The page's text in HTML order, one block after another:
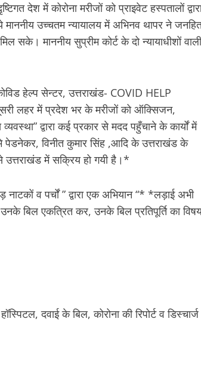
देश में कोरोना मरीजों को प्राइवेट हस्पतालों
उच्चतम न्यायालय में अभिनव थापर ने
सके। माननीय सुप्रीम कोर्ट के दो न्यायाधीशों वाली
हेल्प सेन्टर, उत्तराखंड- COVID HELP
लहर में प्रदेश भर के मरीजों को ऑक्सिजन,
द्वारा कई प्रकार से मदद पहुँचाने के कार्यों में
विनीत कुमार सिंह ,आदि के उत्तराखंड के
उत्तराखंड में सक्रिय हो गयी है।*
व पर्चों ” द्वारा एक अभियान “* *लड़ाई अभी
बिल एकत्रित कर, उनके बिल प्रतिपूर्ति का
दवाई के बिल, कोरोना की रिपोर्ट व डिस्चार्ज